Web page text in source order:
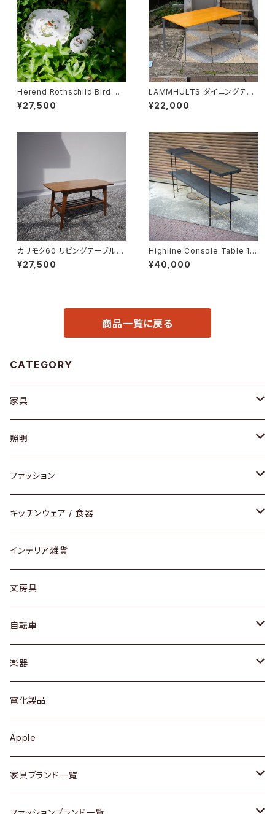
Herend Rothschild Bird ミ
ニティーポット
¥27,500
LAMMHULTS ダイニングテー
ブル
¥22,000
カリモク60 リビングテーブル
小
¥27,500
Highline Console Table 18
0
¥40,000
商品一覧に戻る
CATEGORY
家具
ソファ / ベンチ
チェア / スツール
ダイニングセット / ダイニングテーブル
ローテーブル / サイドテーブル
デスク / コンソール
ドレッサー
シェルフ
キュリオケース / 飾り棚
カップボード / 食器棚
チェスト
その他家具
照明
ペンダントライト
テーブルランプ / デスクスタンド
フロアライト
ファッション
アクセサリー
リング
ピアス / イヤリング
財布
バッグ
アウター
トップス
ワンピース
ボトムス
靴
スカーフ
キッチンウェア / 食器
グラス / タンブラー
カップ / マグ
プレート / ボウル
カトラリー
ケトル / ティーポット
鍋 / フライパン
Vintage / ヴィンテージ
銀製品
インテリア雑貨
文房具
自転車
dahon
楽器
ギター
ベース
その他楽器
電化製品
Apple
家具ブランド一覧
ACME Furniture / アクメ ファニチャー